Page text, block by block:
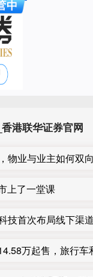
港联华证券官网
物业与业主如何双
上了一堂课